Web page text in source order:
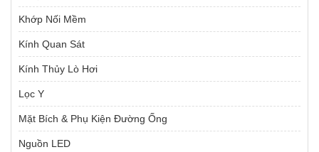
Khớp Nối Mềm
Kính Quan Sát
Kính Thủy Lò Hơi
Lọc Y
Mặt Bích & Phụ Kiện Đường Ống
Nguồn LED